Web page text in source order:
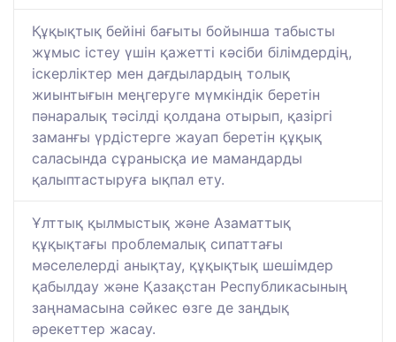
Құқықтық бейіні бағыты бойынша табысты
жұмыс істеу үшін қажетті кәсіби білімдердің,
іскерліктер мен дағдылардың толық
жиынтығын меңгеруге мүмкіндік беретін
пәнаралық тәсілді қолдана отырып, қазіргі
заманғы үрдістерге жауап беретін құқық
саласында сұранысқа ие мамандарды
қалыптастыруға ықпал ету.
Ұлттық қылмыстық және Азаматтық
құқықтағы проблемалық сипаттағы
мәселелерді анықтау, құқықтық шешімдер
қабылдау және Қазақстан Республикасының
заңнамасына сәйкес өзге де заңдық
әрекеттер жасау.